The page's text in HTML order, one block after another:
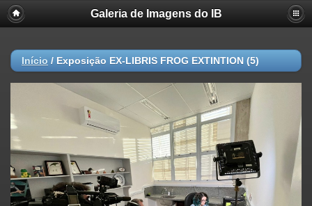
Galeria de Imagens do IB
Início / Exposição EX-LIBRIS FROG EXTINTION (5)